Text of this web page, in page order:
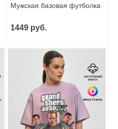
Мужская базовая футболка
1449 руб.